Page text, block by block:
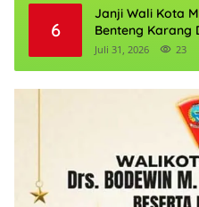
6
Janji Wali Kota
Benteng Karang
Bersih Pekan
Juli 31, 2026 23